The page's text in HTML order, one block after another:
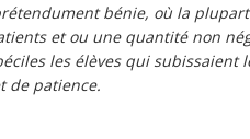
bénie, où la
et ou une quantité non
les élèves qui subissaient
de patience.